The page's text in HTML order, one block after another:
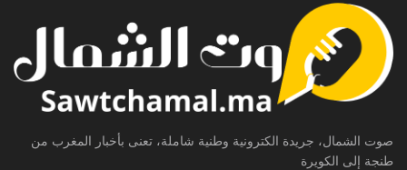
صوت الشمال، جريدة الكترونية وطنية شاملة، تعنى بأخبار المغرب من
طنجة إلى الكويرة